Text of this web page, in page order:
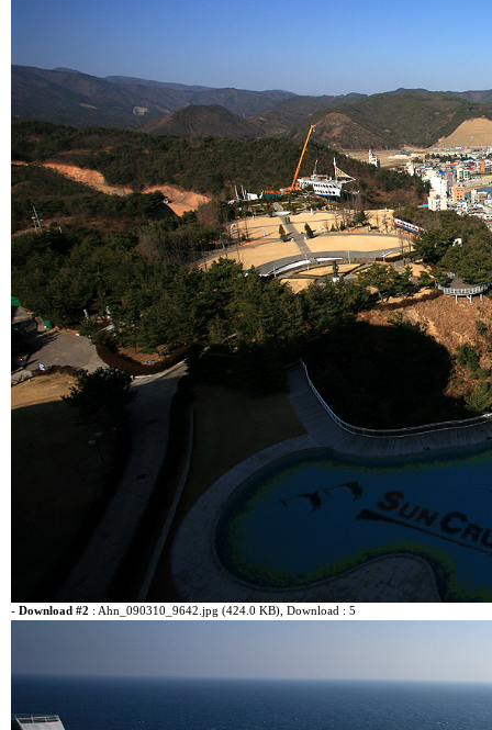
- Download #2 : Ahn_090310_9642.jpg (424.0 KB) , Download : 5